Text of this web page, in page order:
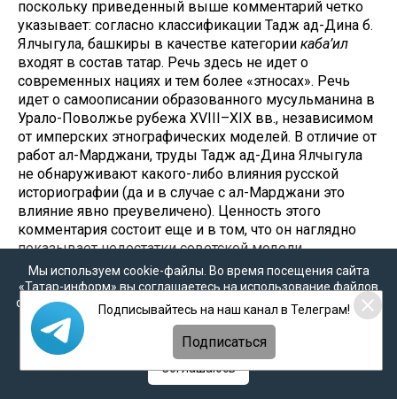
поскольку приведенный выше комментарий четко
указывает: согласно классификации Тадж ад-Дина б.
Ялчыгула, башкиры в качестве категории каба’ил
входят в состав татар. Речь здесь не идет о
современных нациях и тем более «этносах». Речь
идет о самоописании образованного мусульманина в
Урало-Поволжье рубежа XVIII–XIX вв., независимом
от имперских этнографических моделей. В отличие от
работ ал-Марджани, труды Тадж ад-Дина Ялчыгула
не обнаруживают какого-либо влияния русской
историографии (да и в случае с ал-Марджани это
влияние явно преувеличено). Ценность этого
комментария состоит еще и в том, что он наглядно
показывает недостатки советской модели
нациестроительства, стигматизирующей
этнографический взгляд на мусульманские народы.
Можно с уверенностью сказать, что Тадж ад-Дин б.
Ялчыгул, так же, как и другие авторы, не был ни
татарином, ни башкиром в современном понимании.
Концептуально говоря, национальное размежевание
Мы используем cookie-файлы. Во время посещения сайта
«Татар-информ» вы соглашаетесь на использование файлов
cookie в соответствии с настоящим уведомлением, согласием
наобработку персональных данных,Политикой о
персональных данных
Политикой конфиденциальности
Соглашаюсь
Подписывайтесь на наш канал в Телеграм!
Подписаться